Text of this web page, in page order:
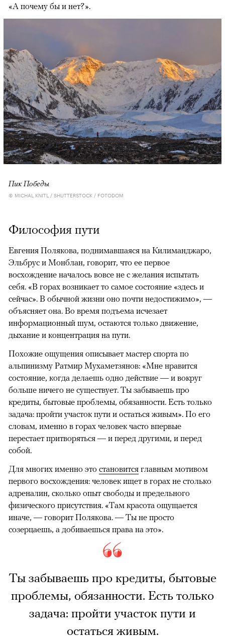
«А почему бы и нет?».
Пик Победы
© MICHAL KNITL / SHUTTERSTOCK / FOTODOM
Философия пути
Евгения Полякова, поднимавшаяся на Килиманджаро,
Эльбрус и Монблан, говорит, что ее первое
восхождение началось вовсе не с желания испытать
себя. «В горах возникает то самое состояние «здесь и
сейчас». В обычной жизни оно почти недостижимо», —
объясняет она. Во время подъема исчезает
информационный шум, остаются только движение,
дыхание и концентрация на пути.
Похожие ощущения описывает мастер спорта по
альпинизму Ратмир Мухаметзянов: «Мне нравится
состояние, когда делаешь одно действие — и вокруг
больше ничего не существует. Ты забываешь про
кредиты, бытовые проблемы, обязанности. Есть только
задача: пройти участок пути и остаться живым». По его
словам, именно в горах человек часто впервые
перестает притворяться — и перед другими, и перед
собой.
Для многих именно это становится главным мотивом
первого восхождения: человек ищет в горах не столько
адреналин, сколько опыт свободы и предельного
физического присутствия. «Там красота ощущается
иначе, — говорит Полякова. — Ты не просто
созерцаешь, а добиваешься права на это».
Ты забываешь про кредиты, бытовые
проблемы, обязанности. Есть только
задача: пройти участок пути и
остаться живым.